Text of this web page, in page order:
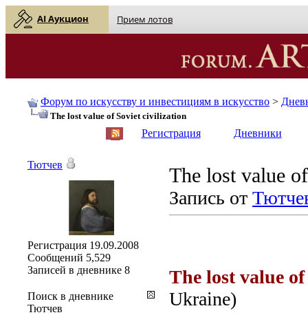
AI Аукцион Прием лотов
Форум по искусству и инвестициям в искусство >
The lost value of Soviet civilization
Регистрация Дневники
The lost value
Запись от
The lost value
Ukraine)
Тютчев
Регистрация 19.09.2008
Сообщений 5,529
Записей в дневнике 8
Поиск в дневнике
Тютчев